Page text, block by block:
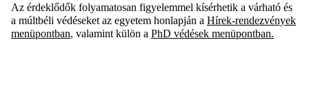
Az érdeklődők folyamatosan figyelemmel kísérhetik a várható és
a múltbéli védéseket az egyetem honlapján a Hírek-rendezvények
menüpontban, valamint külön a PhD védések menüpontban.